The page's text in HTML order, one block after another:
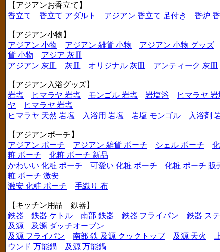
【アジアンお香立て】
香立て
香立て アダルト アジアン 香立て 足付き 香炉
【アジアン小物】
アジアン 小物
アジアン 雑貨 小物
アジアン 小物 グッズ
貨 小物
アジア 灰皿
アジアン 灰皿
灰皿 オリジナル 灰皿 アンティーク 灰皿
【アジアン入浴グッズ】
岩塩
ヒマラヤ 岩塩 モンゴル 岩塩 岩塩浴
ヒマラヤ
ヤ
ヒマラヤ 岩塩
ヒマラヤ 天然 岩塩
入浴用 岩塩 岩塩 モンゴル 入浴剤
【アジアンポーチ】
アジアン ポーチ
アジアン 雑貨 ポーチ シェル ポーチ
粧 ポーチ
化粧 ポーチ 新品
かわいい 化粧 ポーチ
可愛い 化粧 ポーチ
化粧 ポーチ 販
粧 ポーチ 激安
激安 化粧 ポーチ
手織り 布
【キッチン用品 鉄器】
鉄器
鉄器 ケトル 南部 鉄器 鉄器 フライパン
鉄器 ス
及源
及源 ダッチオーブン
及源 フライパン
南部 鉄 及源 クックトップ 及源 天火
ウンド 万能鍋
及源 万能鍋